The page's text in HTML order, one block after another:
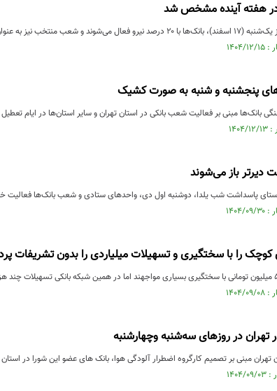
هفته آینده مشخص شد
به عنوان کشیک فعال خواهند بود.
پنجشنبه و شنبه به صورت کشیک
بانک‌ها مبنی بر فعالیت شعب بانکی در استان تهران و سایر استان‌ها در ایام
شب یلدا، دوشنبه اول دی، واحدهای ستادی و شعب بانک‌ها فعالیت خود را با ۲ ساعت تأخیر
کوچک را با سختگیری و تسهیلات میلیاردی را بدون تشریفات
تهران در روزهای سه‌شنبه وچهارشنبه
مبنی بر تصمیم کارگروه اضطرار آلودگی هوا، بانک های عضو این شورا در